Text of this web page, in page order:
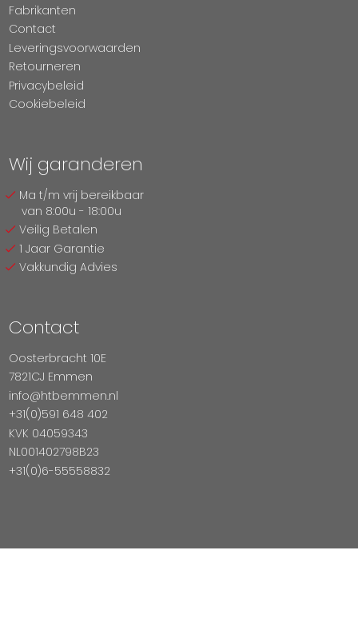
Fabrikanten
Contact
Leveringsvoorwaarden
Retourneren
Privacybeleid
Cookiebeleid
Wij garanderen
Ma t/m vrij bereikbaar
van 8:00u - 18:00u
Veilig Betalen
1 Jaar Garantie
Vakkundig Advies
Contact
Oosterbracht 10E
7821CJ Emmen
info@htbemmen.nl
+31(0)591 648 402
KVK 04059343
NL001402798B23
+31(0)6-55558832